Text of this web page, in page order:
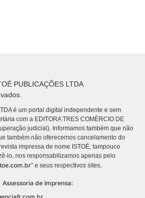
PUBLICAÇÕES LTDA
é um portal digital independente e sem
com a EDITORA TRES COMÉRCIO DE
judicial). Informamos também que não
também não oferecemos cancelamento do
impressa de nome ISTOÉ, tampouco
lo, nos responsabilizamos apenas pelo
” e seus respectivos sites.
Assessoria de Imprensa: